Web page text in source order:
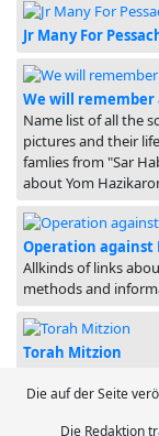
Jr Many For
We will
Name list of all the
pictures and their
famlies from "Sar
about Yom
Operation against
Allkinds of links
methods and
Torah Mitzion
Die auf der Seite
Die Redaktion